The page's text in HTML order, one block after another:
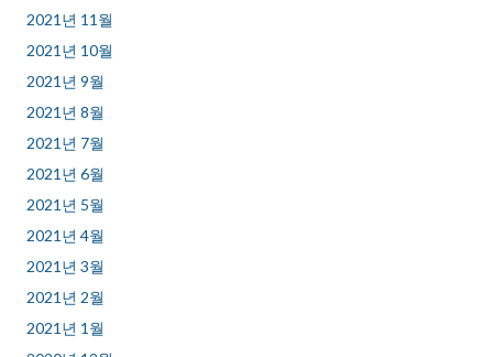
2021년 11월
2021년 10월
2021년 9월
2021년 8월
2021년 7월
2021년 6월
2021년 5월
2021년 4월
2021년 3월
2021년 2월
2021년 1월